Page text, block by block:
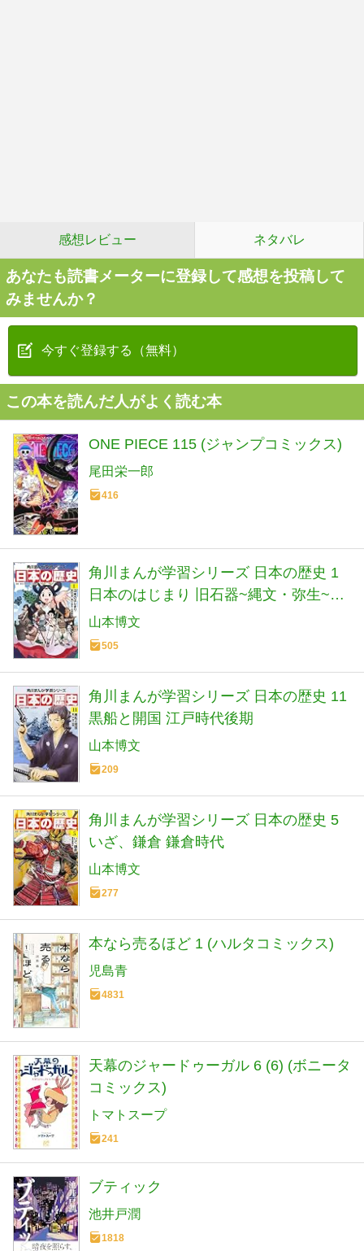
感想レビュー ネタバレ
あなたも読書メーターに登録して感想を投稿して
みませんか？
今すぐ登録する（無料）
この本を読んだ人がよく読む本
ONE PIECE 115 (ジャンプコミックス)
尾田栄一郎
416
角川まんが学習シリーズ 日本の歴史 1
日本のはじまり 旧石器~縄文・弥生~古
墳時代
山本博文
505
角川まんが学習シリーズ 日本の歴史 11
黒船と開国 江戸時代後期
山本博文
209
角川まんが学習シリーズ 日本の歴史 5
いざ、鎌倉 鎌倉時代
山本博文
277
本なら売るほど 1 (ハルタコミックス)
児島青
4831
天幕のジャードゥーガル 6 (6) (ボニータ
コミックス)
トマトスープ
241
ブティック
池井戸潤
1818